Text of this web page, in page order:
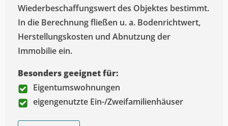
Wiederbeschaffungswert des Objektes bestimmt.
In die Berechnung fließen u. a. Bodenrichtwert,
Herstellungskosten und Abnutzung der
Immobilie ein.
Besonders geeignet für:
Eigentumswohnungen
eigengenutzte Ein-/Zweifamilienhäuser